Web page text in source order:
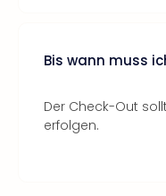
Bis wann muss
Der Check-Out
erfolgen.